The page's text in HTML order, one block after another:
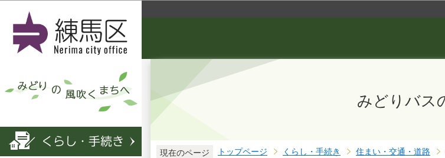
みどりバス
現在のページ トップページ くらし・手続き 住まい・交通・道路